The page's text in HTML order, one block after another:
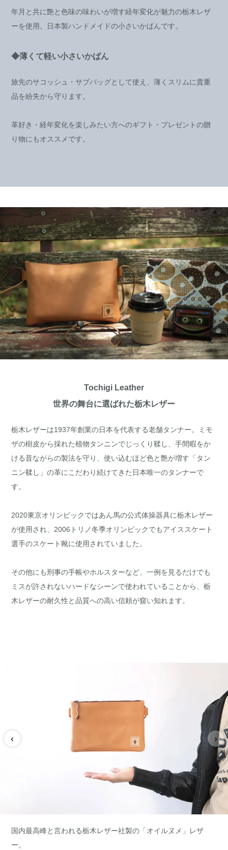
年月と共に艶と色味の味わいが増す経年変化が魅力の栃木レザ
ーを使用。日本製ハンドメイドの小さいかばんです。
◆薄くて軽い小さいかばん
旅先のサコッシュ・サブバッグとして使え、薄くスリムに貴重
品を紛失から守ります。
革好き・経年変化を楽しみたい方へのギフト・プレゼントの贈
り物にもオススメです。
Tochigi Leather
世界の舞台に選ばれた栃木レザー
栃木レザーは1937年創業の日本を代表する老舗タンナー。ミモ
ザの樹皮から採れた植物タンニンでじっくり鞣し、手間暇をか
ける昔ながらの製法を守り、使い込むほど色と艶が増す「タン
ニン鞣し」の革にこだわり続けてきた日本唯一のタンナーで
す。
2020東京オリンピックではあん馬の公式体操器具に栃木レザー
が使用され、2006トリノ冬季オリンピックでもアイススケート
選手のスケート靴に使用されていました。
その他にも刑事の手帳やホルスターなど、一例を見るだけでも
ミスが許されないハードなシーンで使われていることから、栃
木レザーの耐久性と品質への高い信頼が窺い知れます。
‹ ›
国内最高峰と言われる栃木レザー社製の「オイルヌメ」レザ
ー。